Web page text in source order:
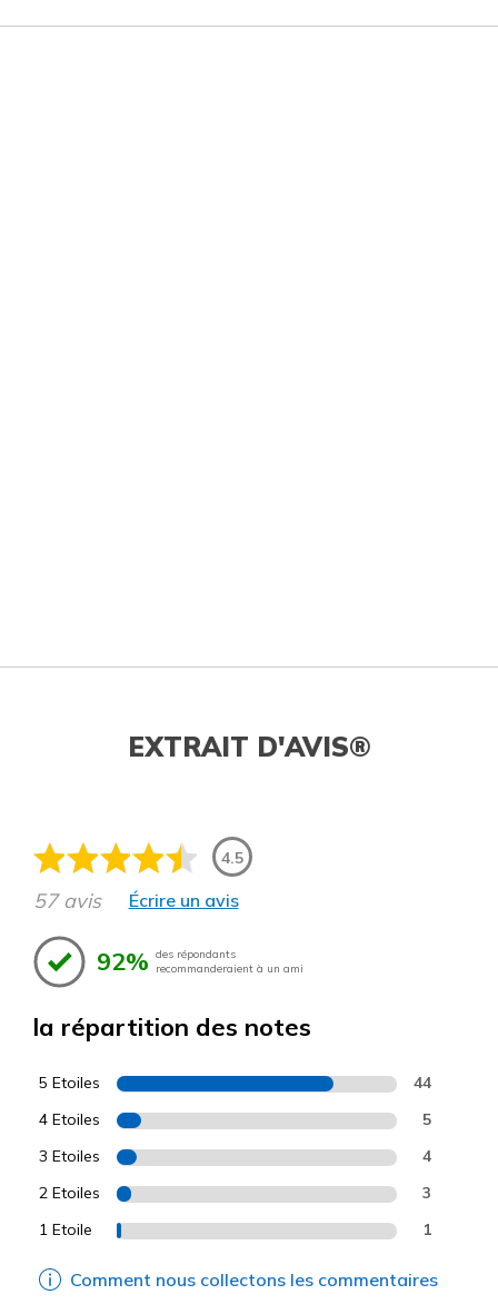
EXTRAIT D'AVIS®
4.5
57 avis Écrire un avis
92% des répondants
recommanderaient à un ami
la répartition des notes
5 Etoiles 44
4 Etoiles 5
3 Etoiles 4
2 Etoiles 3
1 Etoile 1
Comment nous collectons les commentaires